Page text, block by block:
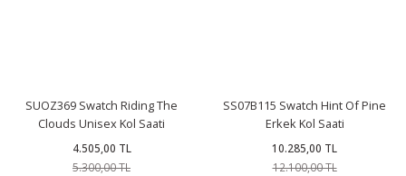
SUOZ369 Swatch Riding The
Clouds Unisex Kol Saati
4.505,00 TL
5.300,00 TL
SS07B115 Swatch Hint Of Pine
Erkek Kol Saati
10.285,00 TL
12.100,00 TL